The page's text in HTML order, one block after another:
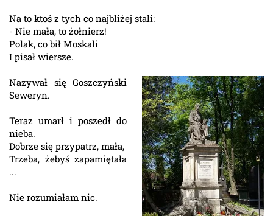
Na to ktoś z tych co najbliżej stali:
- Nie mała, to żołnierz!
Polak, co bił Moskali
I pisał wiersze.
Nazywał się Goszczyński
Seweryn.
Teraz umarł i poszedł do
nieba.
Dobrze się przypatrz, mała,
Trzeba, żebyś zapamiętała
...
Nie rozumiałam nic.